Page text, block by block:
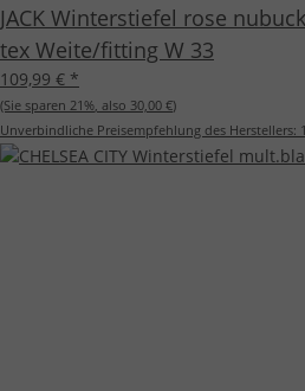
JACK Winterstiefel rose
tex Weite/fitting W 33
109,99 € *
(Sie sparen 21%, also 30,00 €)
Unverbindliche Preisempfehlung des Herstellers: